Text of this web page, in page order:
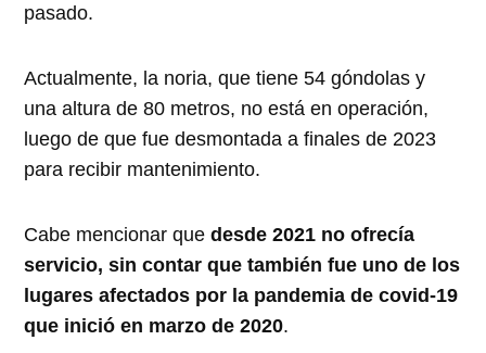
pasado.
Actualmente, la noria, que tiene 54 góndolas y
una altura de 80 metros, no está en operación,
luego de que fue desmontada a finales de 2023
para recibir mantenimiento.
Cabe mencionar quedesde 2021 no ofrecía
servicio, sin contar que también fue uno de los
lugares afectados por la pandemia de covid-19
que inició en marzo de 2020.